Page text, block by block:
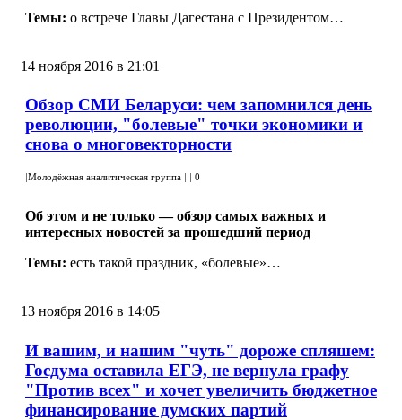
Темы: о встрече Главы Дагестана с Президентом…
14 ноября 2016 в 21:01
Обзор СМИ Беларуси: чем запомнился день
революции, "болевые" точки экономики и
снова о многовекторности
|Молодёжная аналитическая группа | | 0
Об этом и не только — обзор самых важных и
интересных новостей за прошедший период
Темы: есть такой праздник, «болевые»…
13 ноября 2016 в 14:05
И вашим, и нашим "чуть" дороже спляшем:
Госдума оставила ЕГЭ, не вернула графу
"Против всех" и хочет увеличить бюджетное
финансирование думских партий